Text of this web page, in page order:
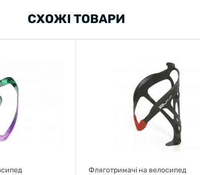
СХОЖІ ТОВАРИ
Фляготримачі на велосипед